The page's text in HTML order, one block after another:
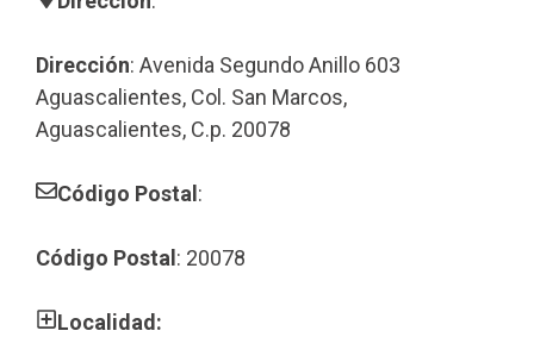
Dirección: Avenida Segundo Anillo 603
Aguascalientes, Col. San Marcos,
Aguascalientes, C.p. 20078
Código Postal :
Código Postal : 20078
Localidad: